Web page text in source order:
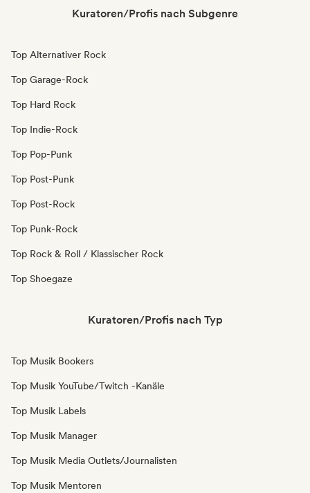
Kuratoren/Profis nach Subgenre
Top Alternativer Rock
Top Garage-Rock
Top Hard Rock
Top Indie-Rock
Top Pop-Punk
Top Post-Punk
Top Post-Rock
Top Punk-Rock
Top Rock & Roll / Klassischer Rock
Top Shoegaze
Kuratoren/Profis nach Typ
Top Musik Bookers
Top Musik YouTube/Twitch -Kanäle
Top Musik Labels
Top Musik Manager
Top Musik Media Outlets/Journalisten
Top Musik Mentoren